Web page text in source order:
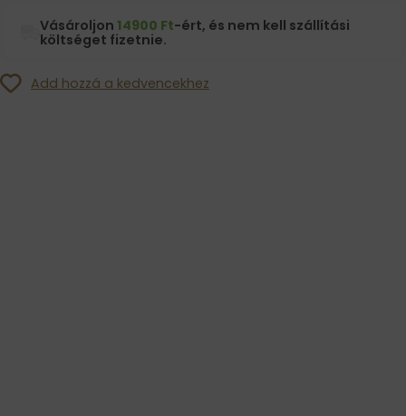
Vásároljon14900 Ft-ért, és nem kell szállítási
költséget fizetnie.
Add hozzá a kedvencekhez